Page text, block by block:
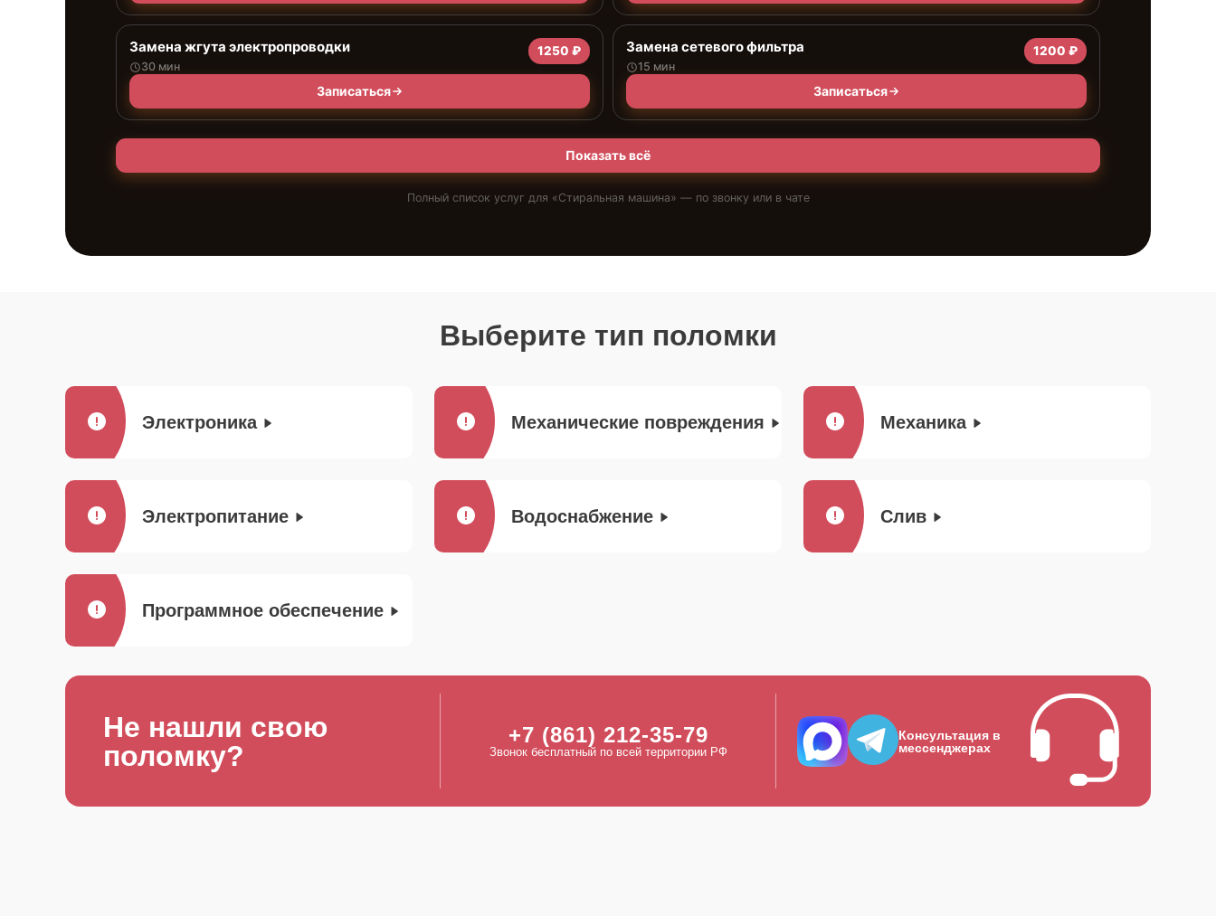
Замена жгута электропроводки
30 мин
1250 ₽
Записаться
Замена сетевого фильтра
15 мин
1200 ₽
Записаться
Показать всё
Полный список услуг для «Стиральная машина» — по звонку или в чате
Выберите тип поломки
Электроника Механические повреждения Механика
Электропитание Водоснабжение Слив
Программное обеспечение
Не нашли свою
поломку?
+7 (861) 212-35-79
Звонок бесплатный по всей территории РФ
Консультация в
мессенджерах